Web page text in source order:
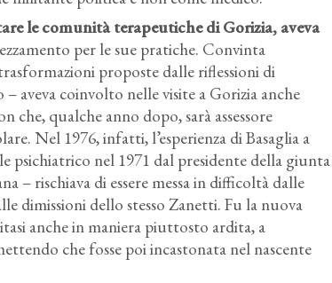
le comunità terapeutiche di Gorizia, aveva
per le sue pratiche. Convinta
proposte dalle riflessioni di
aveva coinvolto nelle visite a Gorizia anche
qualche anno dopo, sarà assessore
Nel 1976, infatti, l’esperienza di Basaglia a
psichiatrico nel 1971 dal presidente della giunta
– rischiava di essere messa in difficoltà dalle
dimissioni dello stesso Zanetti. Fu la nuova
anche in maniera piuttosto ardita, a
che fosse poi incastonata nel nascente